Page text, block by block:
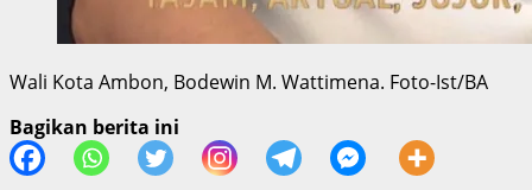
Wali Kota Ambon, Bodewin M. Wattimena. Foto-Ist/BA
Bagikan berita ini